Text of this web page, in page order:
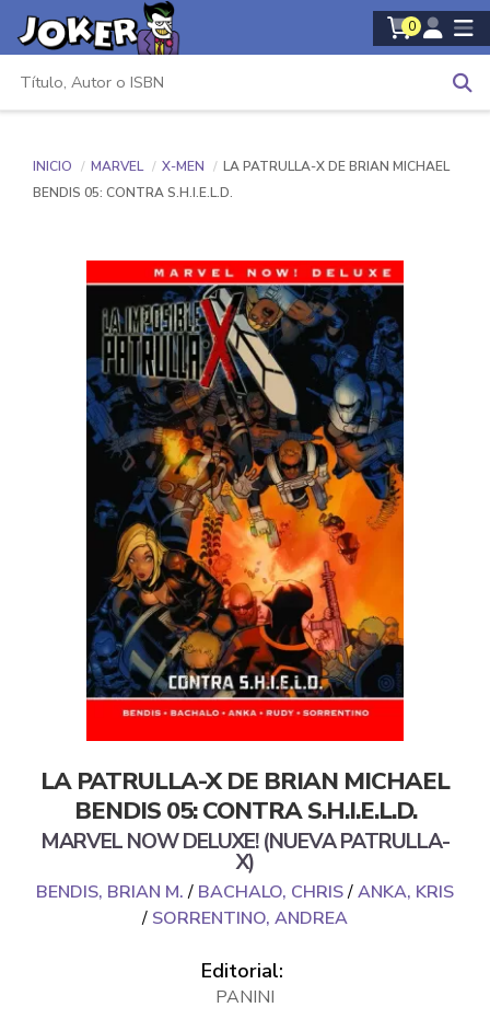
0
INICIO MARVEL X-MEN
LA PATRULLA-X DE BRIAN MICHAEL
BENDIS 05: CONTRA S.H.I.E.L.D.
LA PATRULLA-X DE BRIAN MICHAEL
BENDIS 05: CONTRA S.H.I.E.L.D.
MARVEL NOW DELUXE! (NUEVA PATRULLA-
X)
BENDIS, BRIAN M./ BACHALO, CHRIS/ANKA, KRIS
/ SORRENTINO, ANDREA
Editorial:
PANINI